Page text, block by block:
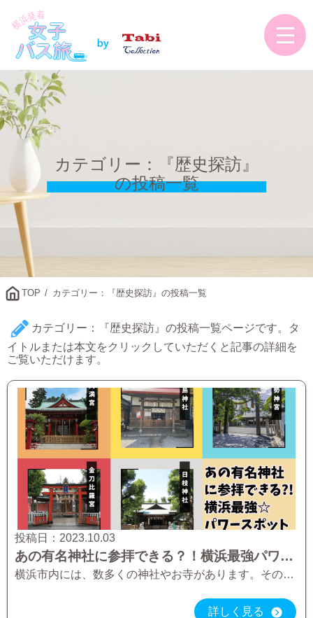
カテゴリー：『歴史探訪』
の投稿一覧
TOP カテゴリー：『歴史探訪』の投稿一覧
カテゴリー：『歴史探訪』の投稿一覧ページです。タ
イトルまたは本文をクリックしていただくと記事の詳細を
ご覧いただけます。
投稿日： 2023.10.03
あの有名神社に参拝できる？！横浜最強パワースポット『5選』【”横浜発着”女子バス旅のオススメ】
横浜市内には、数多くの神社やお寺があります。その中でも今回ご紹介するのは、あの有名神社の分祀や、有名寺院の別院です。 あの神社に参拝したいけど遠いな～とか、あのお寺に行ってみたいけど時間がないな～なんて方は必見！横浜市内 […]
詳しく見る